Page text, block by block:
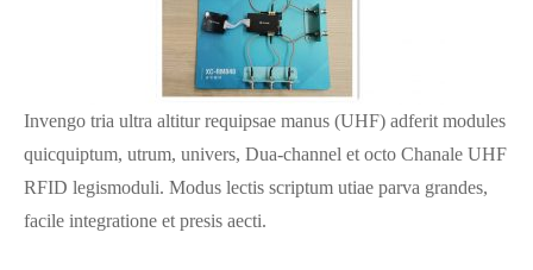
Invengo tria ultra altitur requipsae manus (UHF) adferit modules
quicquiptum, utrum, univers, Dua-channel et octo Chanale UHF
RFID legismoduli. Modus lectis scriptum utiae parva grandes,
facile integratione et presis aecti.